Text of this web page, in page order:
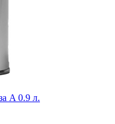
A 0.9 л.